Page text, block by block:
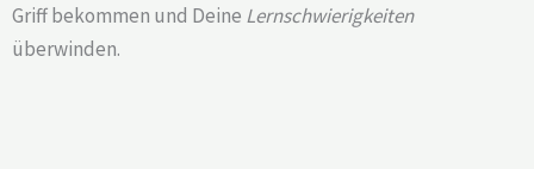
Griff bekommen und Deine Lernschwierigkeiten
überwinden.